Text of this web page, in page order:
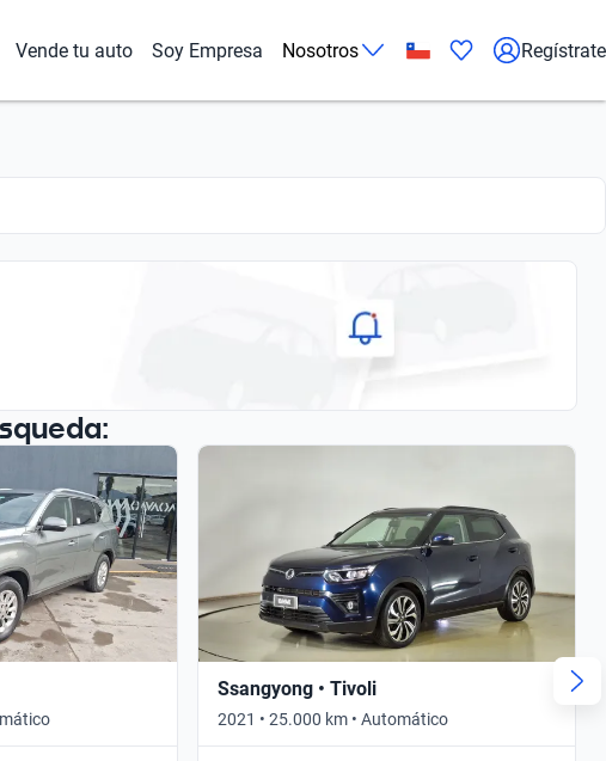
Vende tu auto Soy Empresa Nosotros Regístrate
Ssangyong • Tivoli
2021 • 25.000 km • Automático